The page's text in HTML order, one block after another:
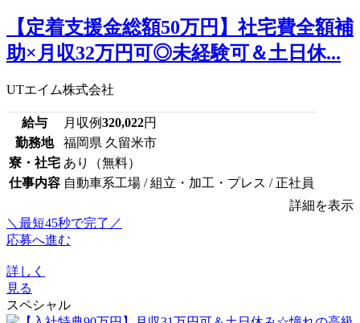
【定着支援金総額50万円】社宅費全額補
助×月収32万円可◎未経験可＆土日休...
UTエイム株式会社
給与 月収例320,022円
勤務地
福岡県 久留米市
寮・社宅 あり（無料）
仕事内容 自動車系工場 / 組立・加工・プレス / 正社員
詳細を表示
＼最短45秒で完了／
応募へ進む
詳しく
見る
スペシャル